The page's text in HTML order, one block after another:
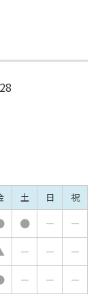
土 日 祝
● －
－
－ －
－
－ － －